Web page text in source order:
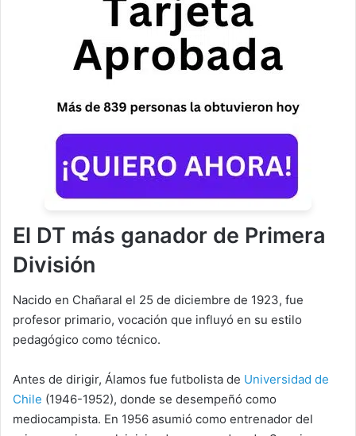
El DT más ganador de Primera
División
Nacido en Chañaral el 25 de diciembre de 1923, fue
profesor primario, vocación que influyó en su estilo
pedagógico como técnico.
Antes de dirigir, Álamos fue futbolista de Universidad de
Chile (1946-1952), donde se desempeñó como
mediocampista. En 1956 asumió como entrenador del